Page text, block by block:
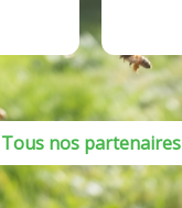
Tous nos partenaires